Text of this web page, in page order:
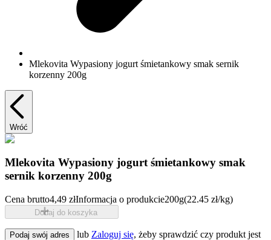
Mlekovita Wypasiony jogurt śmietankowy smak sernik
korzenny 200g
Wróć
Mlekovita Wypasiony jogurt śmietankowy smak
sernik korzenny 200g
Cena brutto4,49 złInformacja o produkcie200g(22.45 zł/kg)
Dodaj do koszyka
Podaj swój adres lub Zaloguj się, żeby sprawdzić czy produkt jest